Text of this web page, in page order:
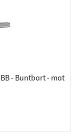
- Buntbart - mat